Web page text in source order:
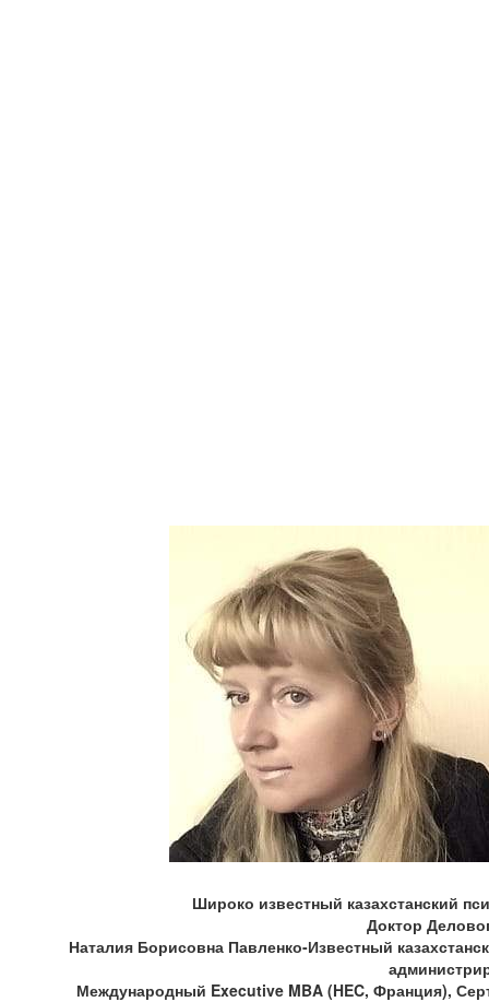
Широко известный казахстанский
Доктор
Наталия Борисовна Павленко-Известный
Международный Executive MBA (HEC, Франция),